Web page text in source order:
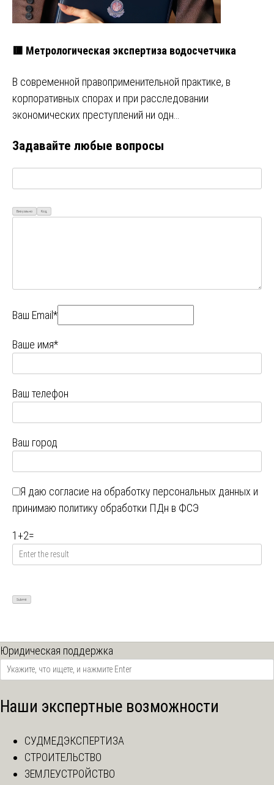
🟥 Метрологическая экспертиза водосчетчика
В современной правоприменительной практике, в
корпоративных спорах и при расследовании
экономических преступлений ни одн…
Задавайте любые вопросы
Визуально Код
Ваш Email*
Ваше имя*
Ваш телефон
Ваш город
Я даю согласие на обработку персональных данных и
принимаю политику обработки ПДн в ФСЭ
1 +2=
Юридическая поддержка
Наши экспертные возможности
СУДМЕДЭКСПЕРТИЗА
СТРОИТЕЛЬСТВО
ЗЕМЛЕУСТРОЙСТВО